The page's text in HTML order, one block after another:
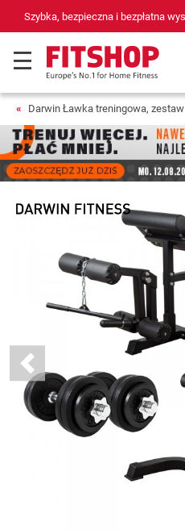
wysyłka przy zamówieniach od800 zł
Darwin Ławka treningowa, zestaw
Previous